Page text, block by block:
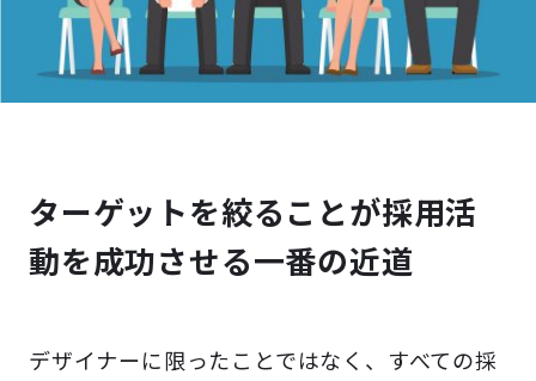
ターゲットを絞ることが採用活
動を成功させる一番の近道
デザイナーに限ったことではなく、すべての採